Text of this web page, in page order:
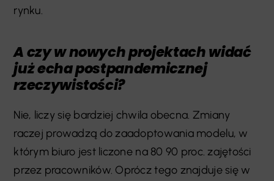
rynku.
A czy w nowych projektach widać
już echa postpandemicznej
rzeczywistości?
Nie, liczy się bardziej chwila obecna. Zmiany
raczej prowadzą do zaadoptowania modelu, w
którym biuro jest liczone na 80 90 proc. zajętości
przez pracowników. Oprócz tego znajduje się w